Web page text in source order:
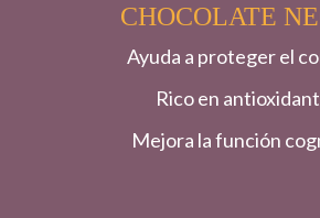
CHOCOLATE
Ayuda a proteger el
Rico en
Mejora la función